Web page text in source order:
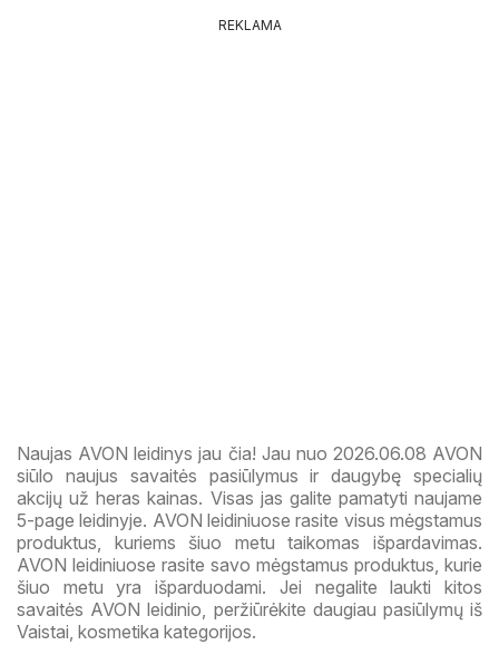
REKLAMA
Naujas AVON leidinys jau čia! Jau nuo 2026.06.08 AVON
siūlo naujus savaitės pasiūlymus ir daugybę specialių
akcijų už heras kainas. Visas jas galite pamatyti naujame
5-page leidinyje. AVON leidiniuose rasite visus mėgstamus
produktus, kuriems šiuo metu taikomas išpardavimas.
AVON leidiniuose rasite savo mėgstamus produktus, kurie
šiuo metu yra išparduodami. Jei negalite laukti kitos
savaitės AVON leidinio, peržiūrėkite daugiau pasiūlymų iš
Vaistai, kosmetika kategorijos.